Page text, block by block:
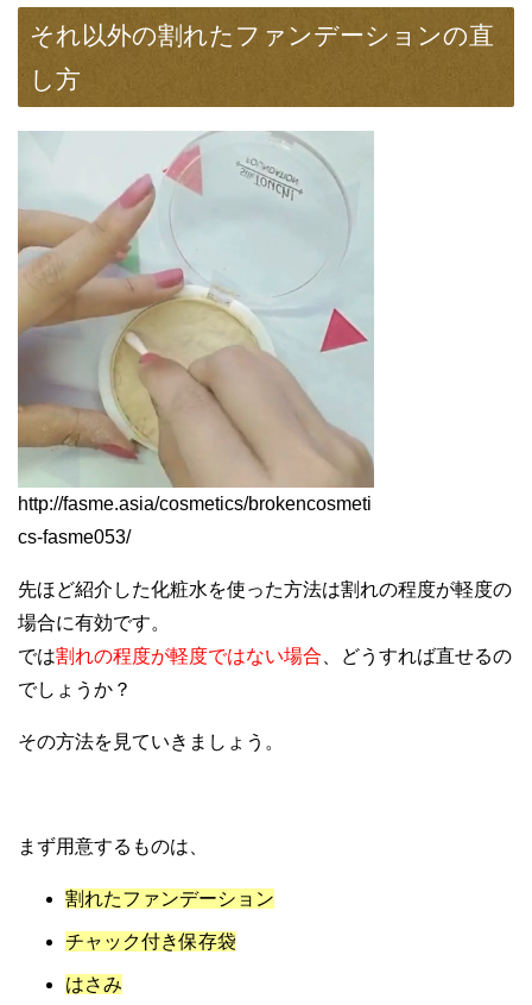
それ以外の割れたファンデーションの直
し方
http://fasme.asia/cosmetics/brokencosmeti
cs-fasme053/
先ほど紹介した化粧水を使った方法は割れの程度が軽度の
場合に有効です。
では割れの程度が軽度ではない場合 、どうすれば直せるの
でしょうか？
その方法を見ていきましょう。
まず用意するものは、
割れたファンデーション
チャック付き保存袋
はさみ